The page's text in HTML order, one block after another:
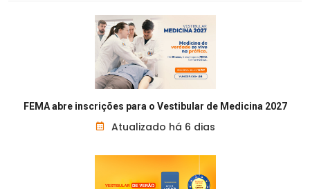
FEMA abre inscrições para o Vestibular de Medicina 2027
Atualizado há 6 dias